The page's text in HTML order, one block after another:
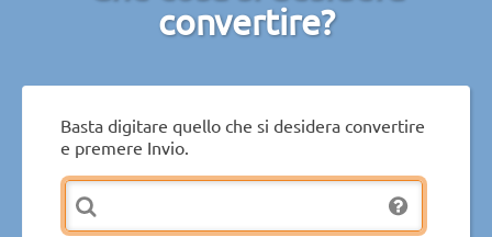
convertire?
Basta digitare quello che si desidera convertire
e premere Invio.